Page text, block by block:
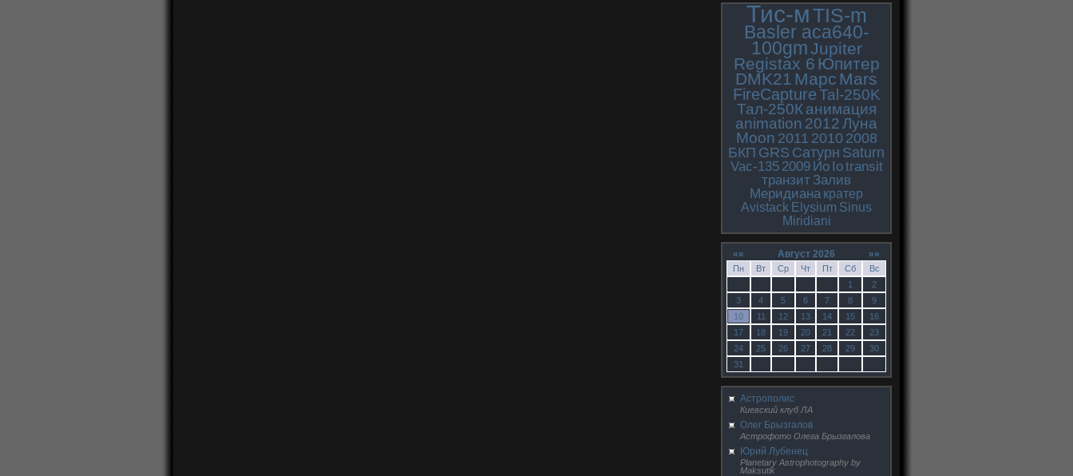
Тис-мTIS-m
Basler aca640-
100gmJupiter
Registax 6 Юпитер
DMK21 Марс Mars
FireCaptureTal-250K
Тал-250К анимация
animation 2012Луна
Moon 2011 2010 2008
БКП GRS Сатурн Saturn
Vac-135 2009 Ио Iotransit
транзит Залив
Меридиана кратер
Avistack Elysium Sinus
Miridiani
«« Август 2026 »»
Пн Вт Ср Чт Пт Сб
Вс
1
2
3
4 5 6 7 8
9
10
11 12 13 14 15
16
17
18 19 20 21 22
23
24
25 26 27 28 29
30
31
Астрополис
Киевский клуб ЛА
Олег Брызгалов
Астрофото Олега Брызгалова
Юрий Лубенец
Planetary Astrophotography by
Maksutik